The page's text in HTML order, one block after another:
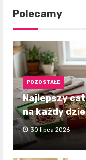
Polecamy
POZOSTAŁE
Najlepszy
na każdy
30 lipca 2026